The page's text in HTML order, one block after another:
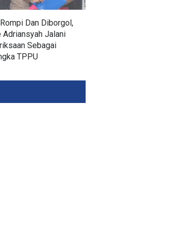
Dan Diborgol,
Adriansyah Jalani
Sebagai
TPPU